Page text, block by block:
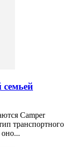
семьей
Camper
транспортного
оно...